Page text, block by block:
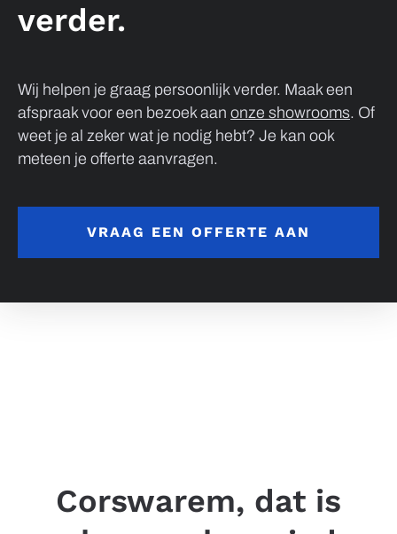
verder.
Wij helpen je graag persoonlijk verder. Maak een
afspraak voor een bezoek aan onze showrooms. Of
weet je al zeker wat je nodig hebt? Je kan ook
meteen je offerte aanvragen.
VRAAG EEN OFFERTE AAN
Corswarem, dat is